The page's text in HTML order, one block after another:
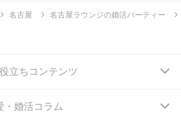
名古屋 名古屋ラウンジの婚活パーティー
立ちコンテンツ
・婚活コラム